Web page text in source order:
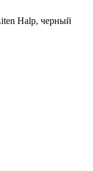
Halp, черный